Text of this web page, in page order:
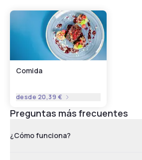
Comida
desde 20,39 €
Preguntas más frecuentes
¿Cómo funciona?